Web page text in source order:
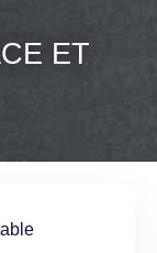
ET